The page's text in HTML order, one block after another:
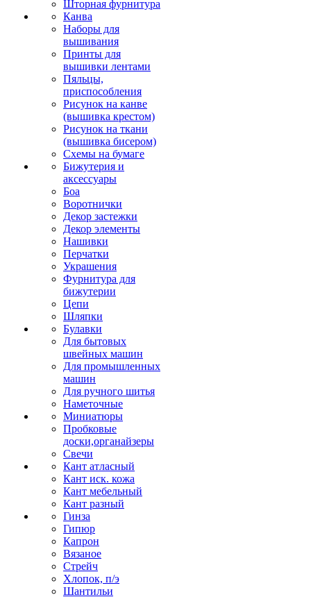
Шторная фурнитура
Канва
Наборы для
вышивания
Принты для
вышивки лентами
Пяльцы,
приспособления
Рисунок на канве
(вышивка крестом)
Рисунок на ткани
(вышивка бисером)
Схемы на бумаге
Бижутерия и
аксессуары
Боа
Воротнички
Декор застежки
Декор элементы
Нашивки
Перчатки
Украшения
Фурнитура для
бижутерии
Цепи
Шляпки
Булавки
Для бытовых
швейных машин
Для промышленных
машин
Для ручного шитья
Наметочные
Миниатюры
Пробковые
доски,органайзеры
Свечи
Кант атласный
Кант иск. кожа
Кант мебельный
Кант разный
Гинза
Гипюр
Капрон
Вязаное
Стрейч
Хлопок, п/э
Шантильи